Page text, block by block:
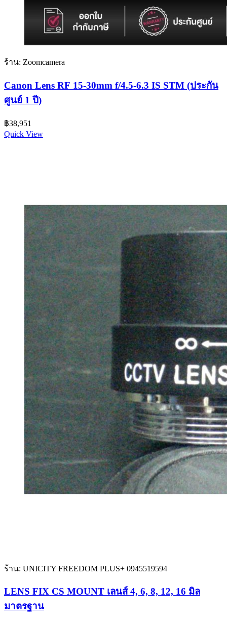
ร้าน: Zoomcamera
Canon Lens RF 15-30mm f/4.5-6.3 IS STM (ประกัน
ศูนย์ 1 ปี)
฿38,951
Quick View
ร้าน: UNICITY FREEDOM PLUS+ 0945519594
LENS FIX CS MOUNT เลนส์ 4, 6, 8, 12, 16 มิล
มาตรฐาน